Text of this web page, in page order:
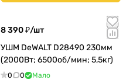
8 390 ₽/шт
УШМ DeWALT D28490 230мм
(2000Вт; 6500об/мин; 5,5кг)
0 0 Мало